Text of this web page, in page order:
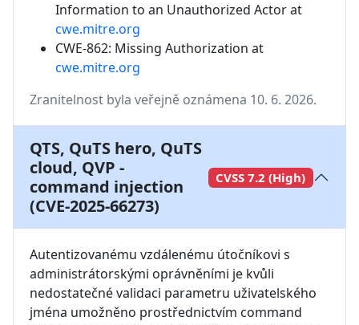
Information to an Unauthorized Actorat
cwe.mitre.org
CWE-862: Missing Authorization at
cwe.mitre.org
Zranitelnost byla veřejně oznámena 10. 6. 2026.
QTS, QuTS hero, QuTS
cloud, QVP -
command injection
(CVE-2025-66273)
CVSS 7.2 (High)
Autentizovanému vzdálenému útočníkovi s
administrátorskými oprávněními je kvůli
nedostatečné validaci parametru uživatelského
jména umožněno prostřednictvím command